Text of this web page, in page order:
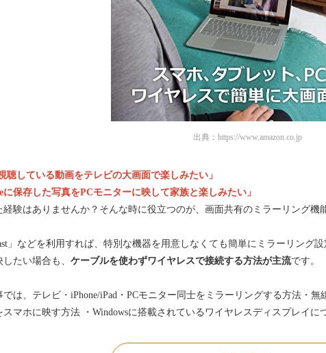
出典： https://www.amazon.co.jp
聴している動画をテレビの大画面で楽しみたい」
に保存した写真をPCモニターに映して家族と楽しみたい」
経験はありませんか？そんな時に役立つのが、画面共有のミラーリング機
」などを利用すれば、特別な機器を用意しなくても簡単にミラーリング
たい場合も、 ケーブルを使わずワイヤレスで接続する方法が主流です。
では、テレビ・iPhone/iPad・PCモニター同士をミラーリングする方法・
スマホに映す方法 ・Windowsに搭載されているワイヤレスディスプレイに